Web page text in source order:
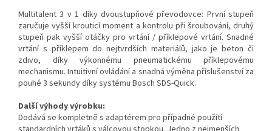
Multitalent 3 v 1 díky dvoustupňové převodovce: První stupeň
zaručuje vyšší krouticí moment a kontrolu při šroubování, druhý
stupeň pak vyšší otáčky pro vrtání / příklepové vrtání. Snadné
vrtání s příklepem do nejtvrdších materiálů, jako je beton či
zdivo, díky výkonnému pneumatickému příklepovému
mechanismu. Intuitivní ovládání a snadná výměna příslušenství za
pouhé 3 sekundy díky systému Bosch SDS-Quick.
Další výhody výrobku:
Dodává se kompletně s adaptérem pro případné použití